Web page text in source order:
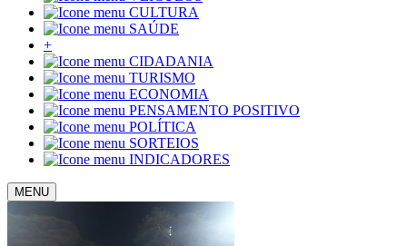
CULTURA
SAÚDE
+
CIDADANIA
TURISMO
ECONOMIA
PENSAMENTO POSITIVO
POLÍTICA
SORTEIOS
INDICADORES
MENU